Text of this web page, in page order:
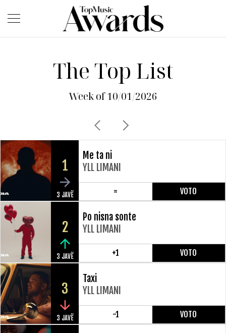
The Top List
Week of 10/01/2026
1
3 JAVË
Me ta ni
YLL LIMANI
= VOTO
2
3 JAVË
Po nisna sonte
YLL LIMANI
+1 VOTO
3
3 JAVË
Taxi
YLL LIMANI
-1 VOTO